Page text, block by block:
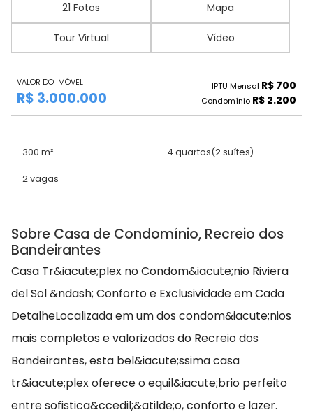
21 Fotos Mapa
Tour Virtual Vídeo
VALOR DO IMÓVEL
R$ 3.000.000
IPTU Mensal R$ 700
Condomínio R$ 2.200
300 m² 4 quartos(2 suítes)
2 vagas
Sobre Casa de Condomínio, Recreio dos
Bandeirantes
Casa Tr&iacute;plex no Condom&iacute;nio Riviera
del Sol &ndash; Conforto e Exclusividade em Cada
DetalheLocalizada em um dos condom&iacute;nios
mais completos e valorizados do Recreio dos
Bandeirantes, esta bel&iacute;ssima casa
tr&iacute;plex oferece o equil&iacute;brio perfeito
entre sofistica&ccedil;&atilde;o, conforto e lazer.